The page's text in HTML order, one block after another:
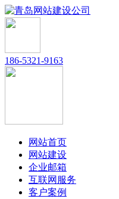
186-5321-9163
网站首页
网站建设
企业邮箱
互联网服务
客户案例